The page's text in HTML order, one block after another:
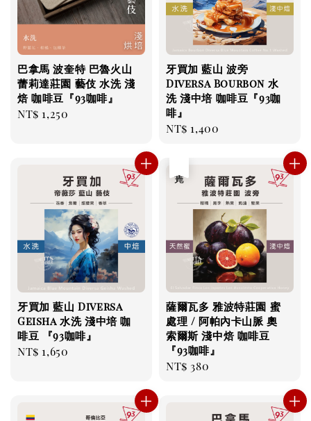
巴拿馬 波奎特 巴魯火山
蕾莉達莊園 藝伎 水洗 淺
焙 咖啡豆『93咖啡』
Regular
NT$ 1,250
牙買加 藍山 波旁
Diversa Bourbon 水
洗 淺中培 咖啡豆『93咖
啡』
Regular
NT$ 1,400
牙買加 藍山 Diversa
Geisha 水洗 淺中培 咖
啡豆 『93咖啡』
Regular
NT$ 1,650
薩爾瓦多 雅波特莊園 蜜
處理 / 阿帕內卡山脈 奧
索爾斯 淺中焙 咖啡豆
『93咖啡』
Regular
NT$ 380